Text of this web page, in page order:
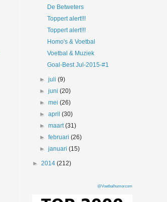
De Betweters
Toppert alert!!!
Toppert alert!!!
Homo's & Voetbal
Voetbal & Muziek
Goal-Best Jul-2015-#1
►juli(9)
►juni(20)
►mei(26)
►april(30)
►maart(31)
►februari(26)
►januari(15)
► 2014 (212)
@Voetbalhumorcom